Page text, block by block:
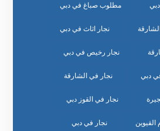
مطلوب صباغ في دبي
نجار اثاث في دبي
نجار رخيص في دبي
دبي نجار في الشارقة
نجار في القوز دبي
القيوين نجار في دبي